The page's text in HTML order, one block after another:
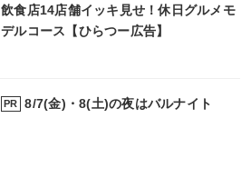
飲食店14店舗イッキ見せ！休日グルメモ
デルコース【ひらつー広告】
PR 8/7(金)・8(土)の夜はバルナイト